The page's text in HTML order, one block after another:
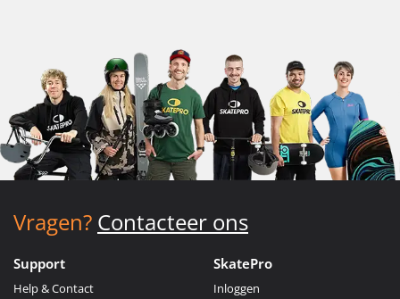
Vragen? Contacteer ons
Support
Help & Contact
SkatePro
Inloggen